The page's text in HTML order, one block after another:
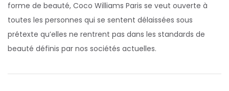
forme de beauté, Coco Williams Paris se veut ouverte à
toutes les personnes qui se sentent délaissées sous
prétexte qu’elles ne rentrent pas dans les standards de
beauté définis par nos sociétés actuelles.